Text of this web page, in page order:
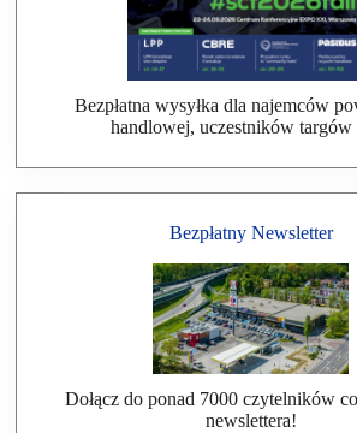
Bezpłatna wysyłka dla najemców
handlowej, uczestników targów
Bezpłatny Newsletter
Dołącz do ponad 7000 czytelników
newslettera!